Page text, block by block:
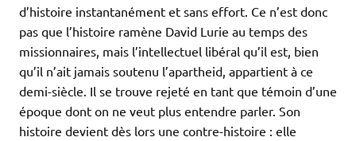
d’histoire instantanément et sans effort. Ce n’est donc
pas que l’histoire ramène David Lurie au temps des
missionnaires, mais l’intellectuel libéral qu’il est, bien
qu’il n’ait jamais soutenu l’apartheid, appartient à ce
demi-siècle. Il se trouve rejeté en tant que témoin d’une
époque dont on ne veut plus entendre parler. Son
histoire devient dès lors une contre-histoire : elle